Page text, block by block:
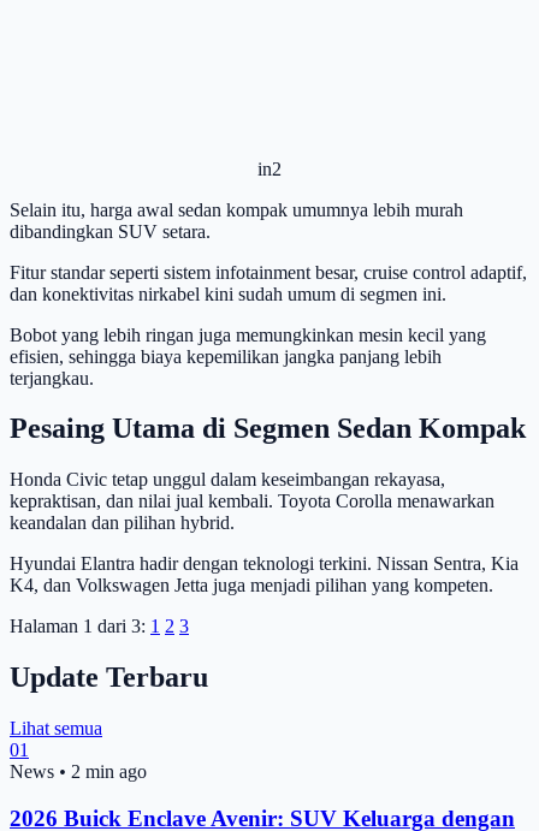
in2
Selain itu, harga awal sedan kompak umumnya lebih murah
dibandingkan SUV setara.
Fitur standar seperti sistem infotainment besar, cruise control adaptif,
dan konektivitas nirkabel kini sudah umum di segmen ini.
Bobot yang lebih ringan juga memungkinkan mesin kecil yang
efisien, sehingga biaya kepemilikan jangka panjang lebih
terjangkau.
Pesaing Utama di Segmen Sedan Kompak
Honda Civic tetap unggul dalam keseimbangan rekayasa,
kepraktisan, dan nilai jual kembali. Toyota Corolla menawarkan
keandalan dan pilihan hybrid.
Hyundai Elantra hadir dengan teknologi terkini. Nissan Sentra, Kia
K4, dan Volkswagen Jetta juga menjadi pilihan yang kompeten.
Halaman 1 dari 3: 1 2 3
Update Terbaru
Lihat semua
01
News • 2 min ago
2026 Buick Enclave Avenir: SUV Keluarga dengan